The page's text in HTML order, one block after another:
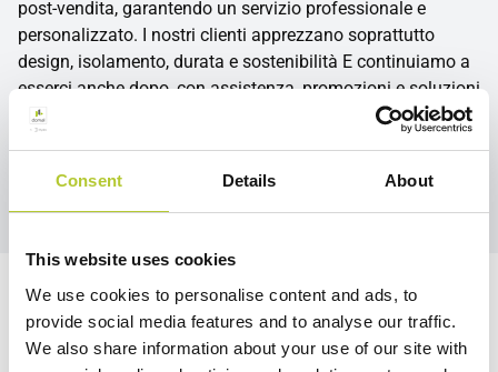
Consent Details About
This website uses cookies
We use cookies to personalise content and ads, to
provide social media features and to analyse our traffic.
We also share information about your use of our site with
post-vendita, garantendo un servizio professionale e
personalizzato. I nostri clienti apprezzano soprattutto
design, isolamento, durata e sostenibilità E continuiamo a
esserci anche dopo, con assistenza, promozioni e soluzioni
pensate per rendere il percorso semplice e sereno.
Siamo qui per te